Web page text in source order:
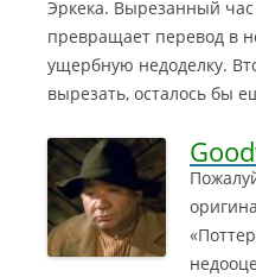
Эркека. Вырезанный
превращает перевод в
ущербную недоделку.
вырезать, осталось бы